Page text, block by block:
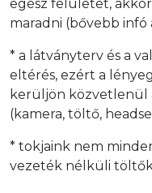
egész felületet,
maradni (bővebb infó
* a látványterv és a
eltérés, ezért a
kerüljön közvetlenül
(kamera, töltő,
* tokjaink nem
vezeték nélküli